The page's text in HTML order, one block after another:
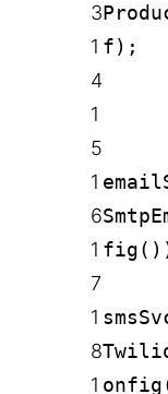
3
1
4
1
5
1
6
1
7
1
8
1
f);